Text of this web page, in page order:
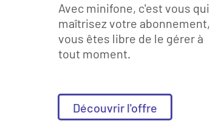
Avec minifone, c'est vous qui
maîtrisez votre abonnement,
vous êtes libre de le gérer à
tout moment.
Découvrir l'offre